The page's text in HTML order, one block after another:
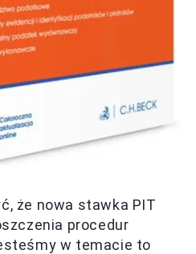
że nowa stawka PIT
procedur
w temacie to